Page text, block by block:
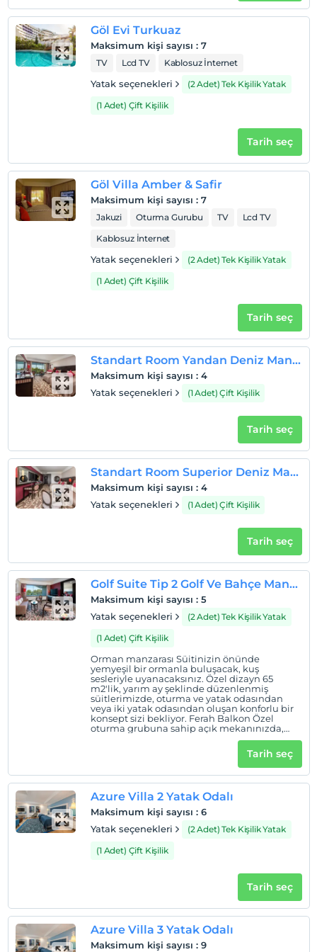
Göl Evi Turkuaz
Maksimum kişi sayısı : 7
TV Lcd TV Kablosuz İnternet
Yatak seçenekleri
(2 Adet) Tek Kişilik Yatak
(1 Adet) Çift Kişilik
Tarih seç
Göl Villa Amber & Safir
Maksimum kişi sayısı : 7
Jakuzi Oturma Gurubu TV
Lcd TV
Kablosuz İnternet
Yatak seçenekleri
(2 Adet) Tek Kişilik Yatak
(1 Adet) Çift Kişilik
Tarih seç
Standart Room Yandan Deniz Manzaralı
Maksimum kişi sayısı : 4
Yatak seçenekleri
(1 Adet) Çift Kişilik
Tarih seç
Standart Room Superior Deniz Manzaralı
Maksimum kişi sayısı : 4
Yatak seçenekleri
(1 Adet) Çift Kişilik
Tarih seç
Golf Suite Tip 2 Golf Ve Bahçe Manzaralı
Maksimum kişi sayısı : 5
Yatak seçenekleri
(2 Adet) Tek Kişilik Yatak
(1 Adet) Çift Kişilik
Orman manzarası Süitinizin önünde
yemyeşil bir ormanla buluşacak, kuş
sesleriyle uyanacaksınız. Özel dizayn 65
m2'lik, yarım ay şeklinde düzenlenmiş
süitlerimizde, oturma ve yatak odasından
veya iki yatak odasından oluşan konforlu bir
konsept sizi bekliyor. Ferah Balkon Özel
oturma grubuna sahip açık mekanınızda,
içeceğinizi yudumlayacak, kitabınızı keyifle
Tarih seç
Azure Villa 2 Yatak Odalı
Maksimum kişi sayısı : 6
Yatak seçenekleri
(2 Adet) Tek Kişilik Yatak
(1 Adet) Çift Kişilik
Tarih seç
Azure Villa 3 Yatak Odalı
Maksimum kişi sayısı : 9